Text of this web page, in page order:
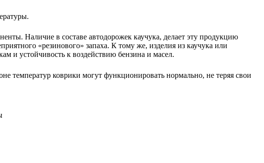
Наличие в составе автодорожек каучука, делает эту продукцию
«резинового» запаха. К тому же, изделия из каучука или
и устойчивость к воздействию бензина и масел.
температур коврики могут функционировать нормально, не теряя свои